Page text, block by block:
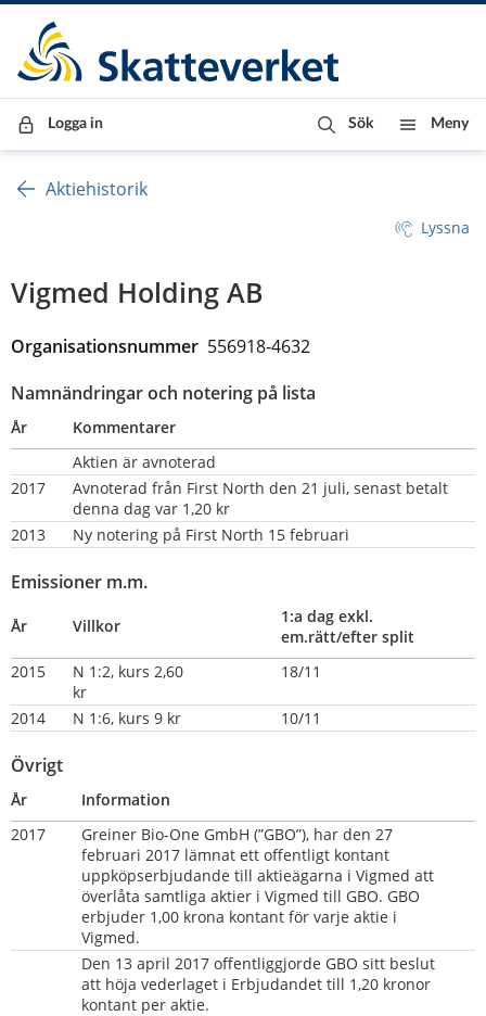
Till innehåll
Till navigationen
Till chattrobot
Logga in Sök Meny
Aktiehistorik
Lyssna
Vigmed Holding AB
Organisationsnummer 556918-4632
Namnändringar och notering på lista
År
Kommentarer
Aktien är avnoterad
2017
Avnoterad från First North den 21 juli, senast betalt
denna dag var 1,20 kr
2013
Ny notering på First North 15 februari
Emissioner m.m.
År Villkor
1:a dag exkl.
em.rätt/efter split
2015
N 1:2, kurs 2,60
kr
18/11
2014 N 1:6, kurs 9 kr 10/11
Övrigt
År
Information
2017
Greiner Bio-One GmbH (”GBO”), har den 27
februari 2017 lämnat ett offentligt kontant
uppköpserbjudande till aktieägarna i Vigmed att
överlåta samtliga aktier i Vigmed till GBO. GBO
erbjuder 1,00 krona kontant för varje aktie i
Vigmed.
Den 13 april 2017 offentliggjorde GBO sitt beslut
att höja vederlaget i Erbjudandet till 1,20 kronor
kontant per aktie.